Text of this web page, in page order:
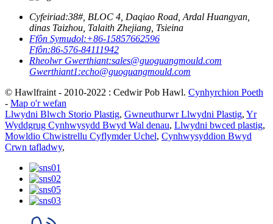
Cyfeiriad:38#, BLOC 4, Daqiao Road, Ardal Huangyan,
dinas Taizhou, Talaith Zhejiang, Tsieina
Ffôn Symudol:+86-15857662596
Ffôn:86-576-84111942
Rheolwr Gwerthiant:sales@guoguangmould.com
Gwerthiant1:echo@guoguangmould.com
© Hawlfraint - 2010-2022 : Cedwir Pob Hawl. Cynhyrchion Poeth
- Map o'r wefan
Llwydni Blwch Storio Plastig, Gwneuthurwr Llwydni Plastig, Yr
Wyddgrug Cynhwysydd Bwyd Wal denau, Llwydni bwced plastig,
Mowldio Chwistrellu Cyflymder Uchel, Cynhwysyddion Bwyd
Crwn tafladwy,